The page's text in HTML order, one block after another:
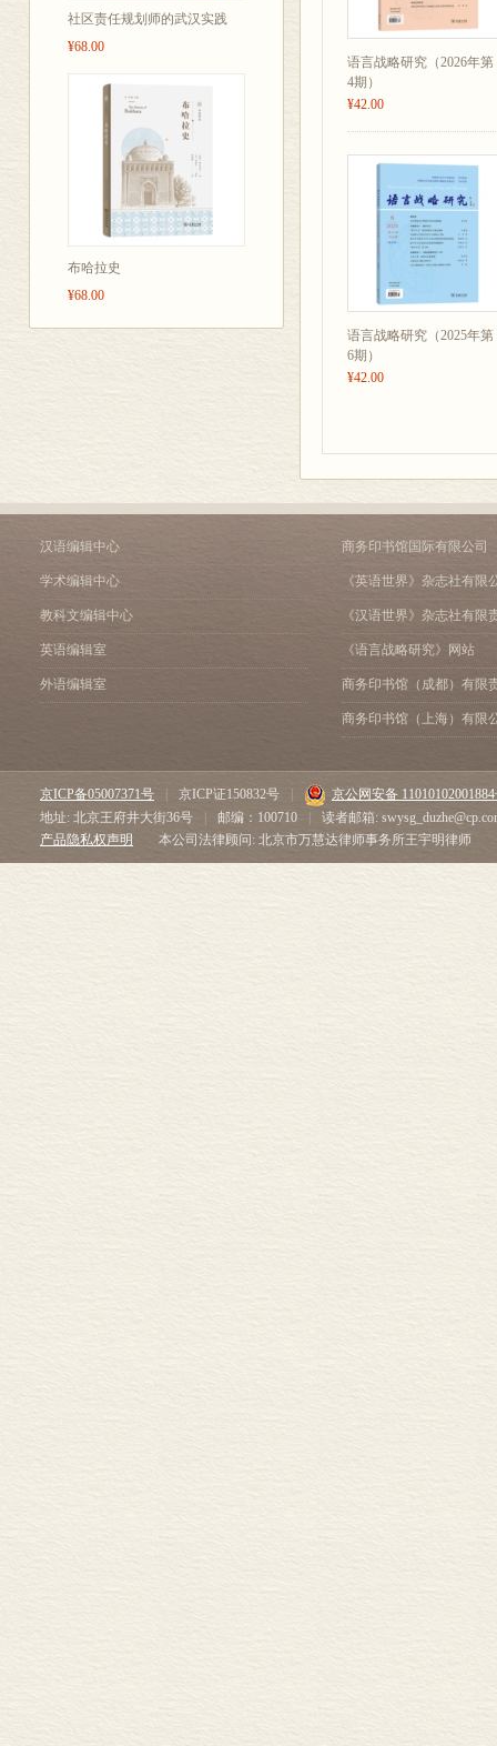
社区责任规划师的武汉实践
¥68.00
布哈拉史
¥68.00
语言战略研究（2026年第
4期）
¥42.00
语言战略研究（2025年第
6期）
¥42.00
汉语编辑中心
学术编辑中心
教科文编辑中心
英语编辑室
外语编辑室
商务印书馆国际有限公司
《英语世界》杂志社有限
《汉语世界》杂志社有限
《语言战略研究》网站
商务印书馆（成都）有限
商务印书馆（上海）有限
京ICP备05007371号 京ICP证150832号
京公网安备
地址: 北京王府井大街36号
邮编：100710
读者邮箱:
产品隐私权声明
本公司法律顾问: 北京市万慧达律师事务所王宇明律师